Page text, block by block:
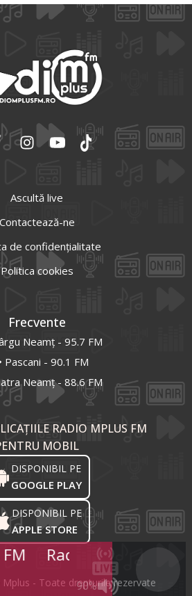
Ascultă live
Contactează-ne
de confidențialitate
Politica cookies
Frecvente
Neamț - 95.7 FM
Pascani - 90.1 FM
Neamț - 88.6 FM
RADIO MPLUS FM
MOBIL
DISPONIBIL PE
GOOGLE PLAY
DISPONIBIL PE
APPLE STORE
- Toate drepturile rezervate
90%
Radio Mplus FM